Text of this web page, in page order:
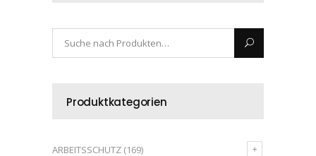
Produktkategorien
ARBEITSSCHUTZ (169)